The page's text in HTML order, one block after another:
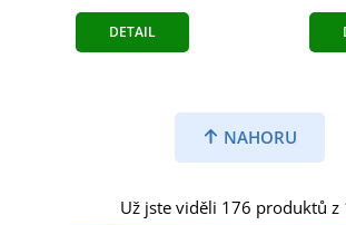
DETAIL
NAHORU
Už jste viděli 176 produktů z